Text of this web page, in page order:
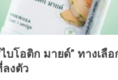
บโอติก มายด์” ทางเลื
ลงตัว